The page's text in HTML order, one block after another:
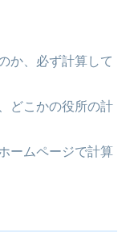
か、必ず計算して
どこかの役所の計
ームページで計算